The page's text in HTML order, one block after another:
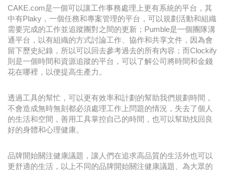
CAKE.com是一個可以讓工作事務處理上更有系統的平台，其
中有Plaky，一個任務和專案管理的平台，可以規劃活動和組織
需要完成的工作並追蹤團對之間的更新；Pumble是一個團隊溝
通平台，以有組織的方式討論工作、協作和共享文件，因為會
留下歷史紀錄，所以可以回去參考過去的所有內容；而Clockify
則是一個時間和資源追蹤的平台，可以了解公司將時間和金錢
花在哪裡，以便提高生產力。
透過工具的幫忙，可以更有效率和計劃的幫助我們規劃時間，
不會造成無時無刻都必須處理工作上問題的情況，失去了個人
的生活和空間，善用工具掌控自己的時間，也可以幫助找回良
好的身體和心理健康。
品牌開始關注健康議題，讓人們在追求高品質的生活外也可以
更舒適的生活，以上不同的品牌開始關注健康議題、為大眾的